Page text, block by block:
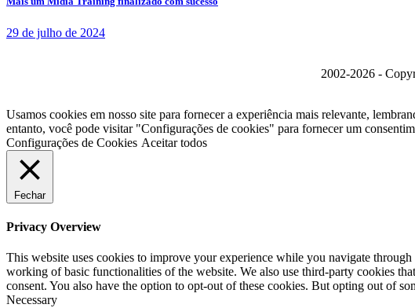
29 de julho de 2024
2002-2026 -
Usamos cookies em nosso site para fornecer a experiência mais relevante,
entanto, você pode visitar "Configurações de cookies" para fornecer um
Configurações de Cookies Aceitar todos
Fechar
Privacy Overview
This website uses cookies to improve your experience while you navigate
working of basic functionalities of the website. We also use third-party cookies
consent. You also have the option to opt-out of these cookies. But opting out of
Necessary